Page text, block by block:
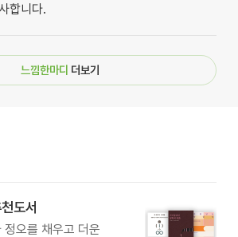
합니다.
느낌한마디 더보기
도서
오를 채우고 더운